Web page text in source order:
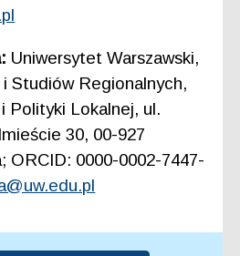
Uniwersytet Warszawski,
i Studiów Regionalnych,
Polityki Lokalnej, ul.
30, 00-927
ORCID: 0000-0002-7447-